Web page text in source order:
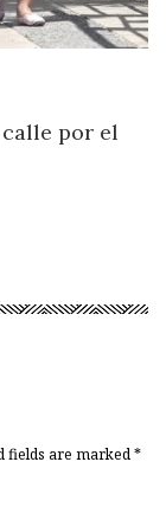
por el
fields are marked*